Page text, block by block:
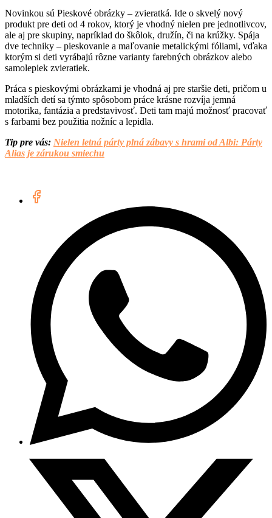
Novinkou sú Pieskové obrázky – zvieratká. Ide o skvelý nový
produkt pre deti od 4 rokov, ktorý je vhodný nielen pre jednotlivcov,
ale aj pre skupiny, napríklad do škôlok, družín, či na krúžky. Spája
dve techniky – pieskovanie a maľovanie metalickými fóliami, vďaka
ktorým si deti vyrábajú rôzne varianty farebných obrázkov alebo
samolepiek zvieratiek.
Práca s pieskovými obrázkami je vhodná aj pre staršie deti, pričom u
mladších detí sa týmto spôsobom práce krásne rozvíja jemná
motorika, fantázia a predstavivosť. Deti tam majú možnosť pracovať
s farbami bez použitia nožníc a lepidla.
Tip pre vás: Nielen letná párty plná zábavy s hrami od Albi: Párty
Alias je zárukou smiechu